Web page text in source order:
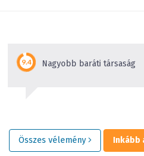
Nagyobb baráti társaság
Összes vélemény Inkább